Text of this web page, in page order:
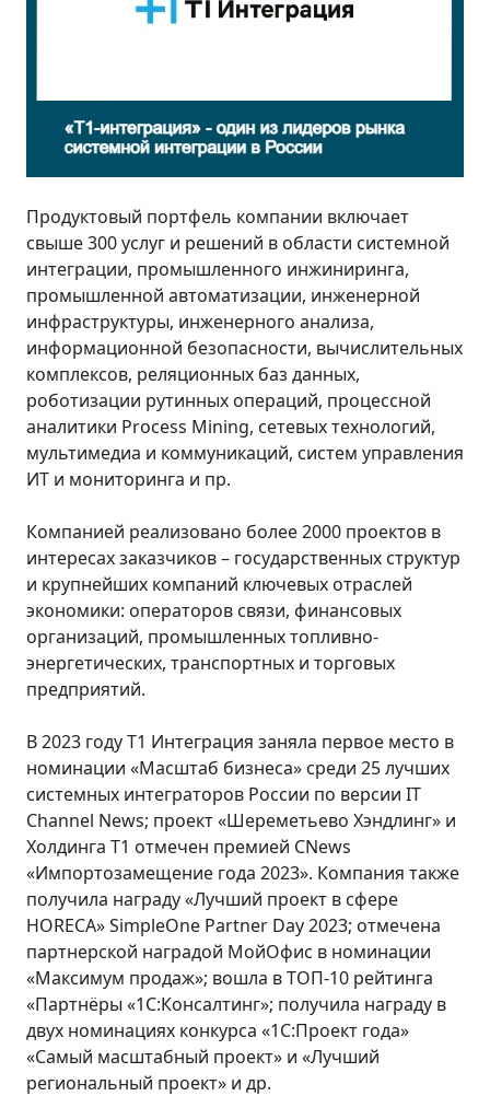
Продуктовый портфель компании включает
свыше 300 услуг и решений в области системной
интеграции, промышленного инжиниринга,
промышленной автоматизации, инженерной
инфраструктуры, инженерного анализа,
информационной безопасности, вычислительных
комплексов, реляционных баз данных,
роботизации рутинных операций, процессной
аналитики Process Mining, сетевых технологий,
мультимедиа и коммуникаций, систем управления
ИТ и мониторинга и пр.
Компанией реализовано более 2000 проектов в
интересах заказчиков – государственных структур
и крупнейших компаний ключевых отраслей
экономики: операторов связи, финансовых
организаций, промышленных топливно-
энергетических, транспортных и торговых
предприятий.
В 2023 году Т1 Интеграция заняла первое место в
номинации «Масштаб бизнеса» среди 25 лучших
системных интеграторов России по версии IT
Channel News; проект «Шереметьево Хэндлинг» и
Холдинга Т1 отмечен премией CNews
«Импортозамещение года 2023». Компания также
получила награду «Лучший проект в сфере
HORECA» SimpleOne Partner Day 2023; отмечена
партнерской наградой МойОфис в номинации
«Максимум продаж»; вошла в ТОП-10 рейтинга
«Партнёры «1С:Консалтинг»; получила награду в
двух номинациях конкурса «1С:Проект года»
«Самый масштабный проект» и «Лучший
региональный проект» и др.